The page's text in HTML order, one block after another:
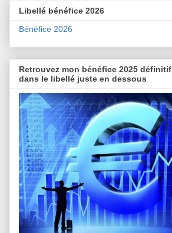
Libellé bénéfice 2026
Bénéfice 2026
Retrouvez mon bénéfice 2025 définitif
dans le libellé juste en dessous